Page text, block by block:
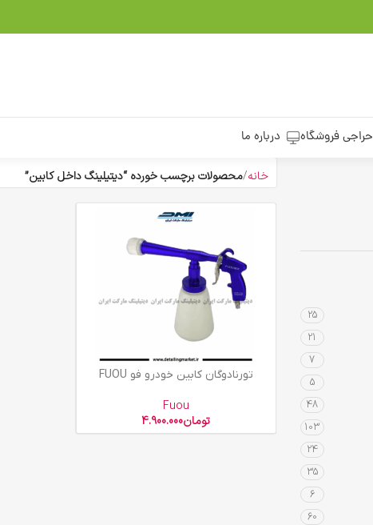
حراجی فروشگاه درباره ما
25
21
7
5
48
103
24
35
6
60
خانه محصولات برچسب خورده “دیتیلینگ داخل کابین”
افزودن به سبد خرید
تورنادوگان کابین خودرو فو FUOU
Fuou
تومان4.900.000